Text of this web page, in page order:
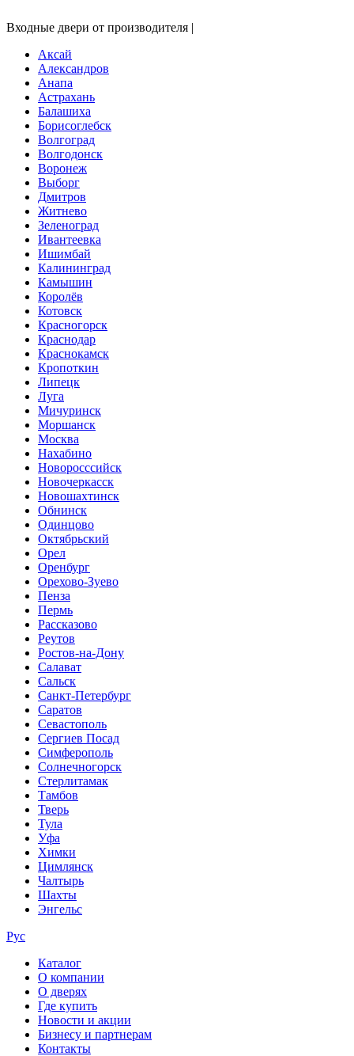
Входные двери от производителя |
Аксай
Александров
Анапа
Астрахань
Балашиха
Борисоглебск
Волгоград
Волгодонск
Воронеж
Выборг
Дмитров
Житнево
Зеленоград
Ивантеевка
Ишимбай
Калининград
Камышин
Королёв
Котовск
Красногорск
Краснодар
Краснокамск
Кропоткин
Липецк
Луга
Мичуринск
Моршанск
Москва
Нахабино
Новоросссийск
Новочеркасск
Новошахтинск
Обнинск
Одинцово
Октябрьский
Орел
Оренбург
Орехово-Зуево
Пенза
Пермь
Рассказово
Реутов
Ростов-на-Дону
Салават
Сальск
Санкт-Петербург
Саратов
Севастополь
Сергиев Посад
Симферополь
Солнечногорск
Стерлитамак
Тамбов
Тверь
Тула
Уфа
Химки
Цимлянск
Чалтырь
Шахты
Энгельс
Рус
Каталог
О компании
О дверях
Где купить
Новости и акции
Бизнесу и партнерам
Контакты